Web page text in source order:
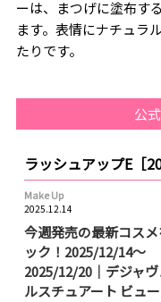
ーは、まつげに塗布す
ます。表情にナチュラ
たりです。
公
ラッシュアップE［
Make Up
2025.12.14
今週発売の最新コス
ック！2025/12/14～
2025/12/20｜デジャ
ルスチュアート ビュ